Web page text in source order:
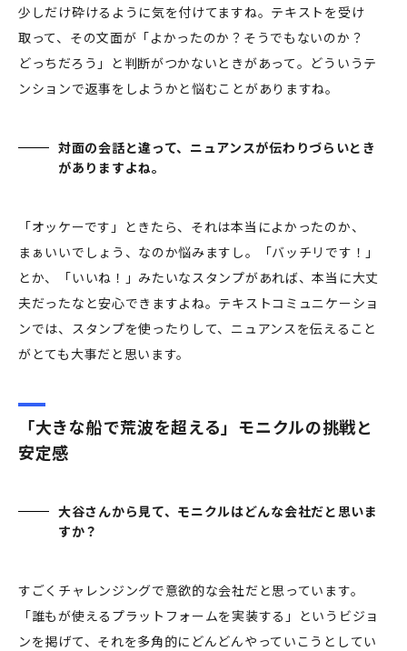
少しだけ砕けるように気を付けてますね。テキストを受け
取って、その文面が「よかったのか？そうでもないのか？
どっちだろう」と判断がつかないときがあって。どういうテ
ンションで返事をしようかと悩むことがありますね。
対面の会話と違って、ニュアンスが伝わりづらいとき
がありますよね。
「オッケーです」ときたら、それは本当によかったのか、
まぁいいでしょう、なのか悩みますし。「バッチリです！」
とか、「いいね！」みたいなスタンプがあれば、本当に大丈
夫だったなと安心できますよね。テキストコミュニケーショ
ンでは、スタンプを使ったりして、ニュアンスを伝えること
がとても大事だと思います。
「大きな船で荒波を超える」モニクルの挑戦と
安定感
大谷さんから見て、モニクルはどんな会社だと思いま
すか？
すごくチャレンジングで意欲的な会社だと思っています。
「誰もが使えるプラットフォームを実装する」というビジョ
ンを掲げて、それを多角的にどんどんやっていこうとしてい